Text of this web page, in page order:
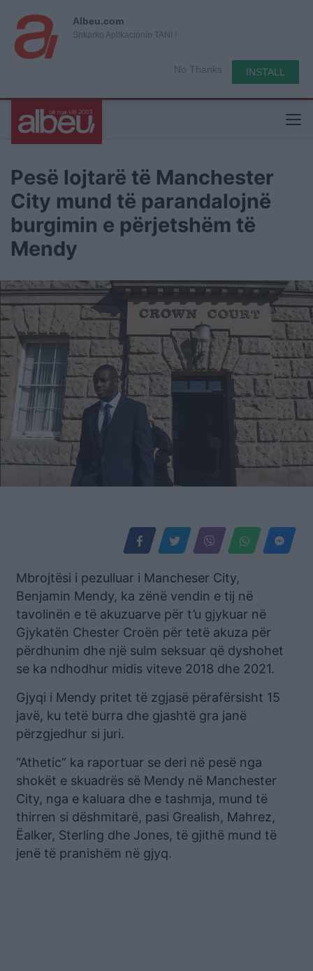
Albeu.com
Shkarko Aplikacionin TANI !
No Thanks INSTALL
Pesë lojtarë të Manchester
City mund të parandalojnë
burgimin e përjetshëm të
Mendy
Mbrojtësi i pezulluar i Mancheser City,
Benjamin Mendy, ka zënë vendin e tij në
tavolinën e të akuzuarve për t’u gjykuar në
Gjykatën Chester Croën për tetë akuza për
përdhunim dhe një sulm seksuar që dyshohet
se ka ndhodhur midis viteve 2018 dhe 2021.
Gjyqi i Mendy pritet të zgjasë përafërsisht 15
javë, ku tetë burra dhe gjashtë gra janë
përzgjedhur si juri.
“Athetic” ka raportuar se deri në pesë nga
shokët e skuadrës së Mendy në Manchester
City, nga e kaluara dhe e tashmja, mund të
thirren si dëshmitarë, pasi Grealish, Mahrez,
Ëalker, Sterling dhe Jones, të gjithë mund të
jenë të pranishëm në gjyq.